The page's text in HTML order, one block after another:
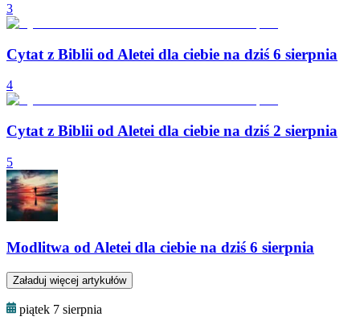
3
Cytat z Biblii od Aletei dla ciebie na dziś 6 sierpnia
4
Cytat z Biblii od Aletei dla ciebie na dziś 2 sierpnia
5
Modlitwa od Aletei dla ciebie na dziś 6 sierpnia
Załaduj więcej artykułów
piątek 7 sierpnia